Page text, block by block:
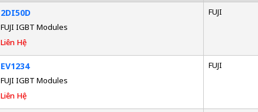
2DI50D
FUJI IGBT Modules
Liên Hệ
FUJI
EV1234
FUJI IGBT Modules
Liên Hệ
FUJI